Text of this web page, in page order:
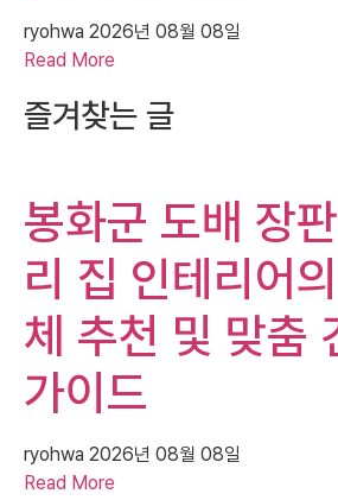
ryohwa 2026년 08월 08일
Read More
즐겨찾는 글
봉화군 도배 장
리 집 인테리어
체 추천 및 맞춤
가이드
ryohwa 2026년 08월 08일
Read More